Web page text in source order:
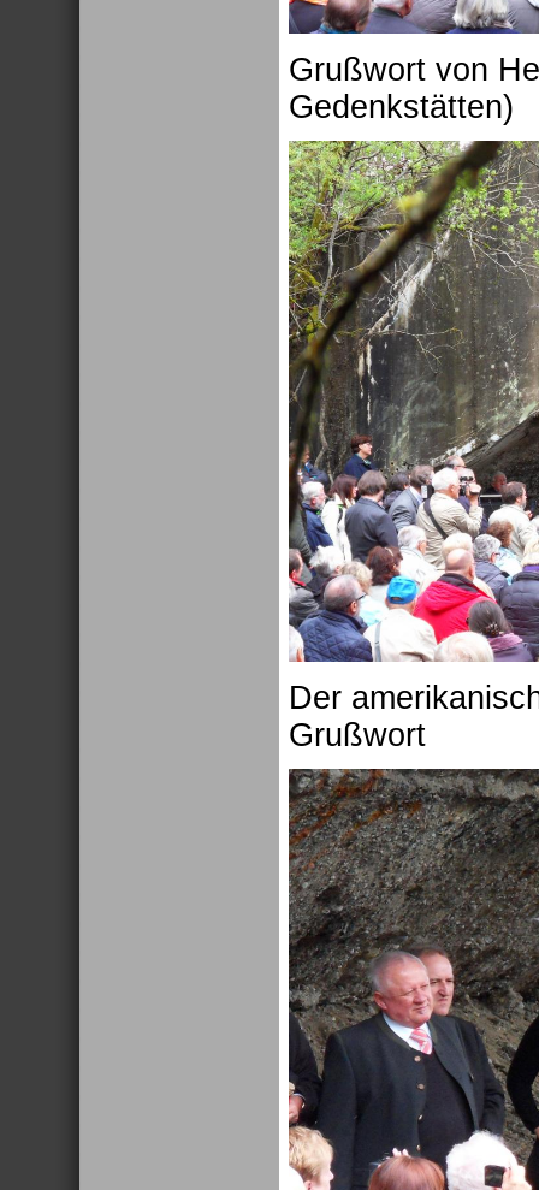
Grußwort von
Gedenkstätten)
Der
Grußwort